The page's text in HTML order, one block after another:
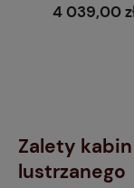
4 039,00
Zalety
lustrzanego